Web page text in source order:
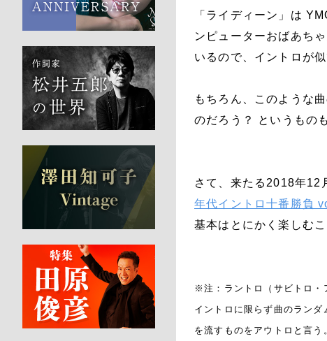
「ライディーン」は
ンピューターおばあち
いるので、イントロが
もちろん、このような
のだろう？ というもの
さて、来たる2018年12
年代イントロ十番勝負
基本はとにかく楽しむ
※注：ラントロ（サビトロ・
イントロに限らず曲のラン
を流すものをアウトロと言う